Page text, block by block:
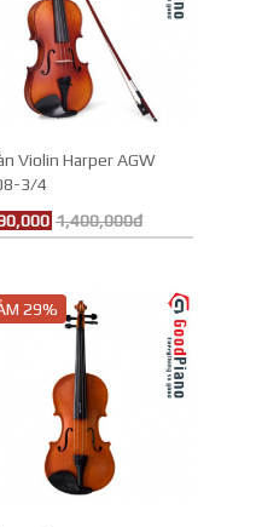
Violin Harper AGW
3/4
1,400,000đ
29%